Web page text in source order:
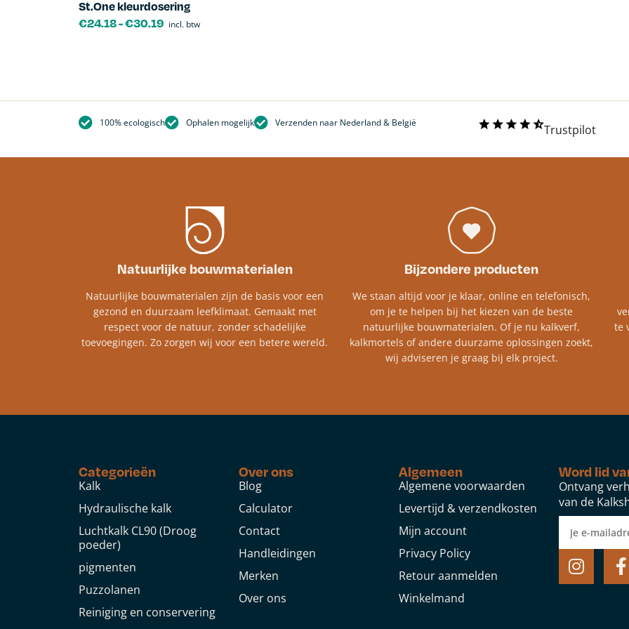
St.One kleurdosering
€24.18-€30.19 incl. btw
100% ecologisch Ophalen mogelijk Verzenden naar Nederland & België Trustpilot
Natuurlijke bouwmaterialen
Natuurlijke bouwmaterialen zijn de basis voor een
gezond en duurzaam leefklimaat. Gemaakt met
respect voor de natuur, zonder schadelijke
toevoegingen. Zo zorgen wij voor een betere wereld.
Bijzondere producten
We staan altijd voor je klaar, online en telefonisch,
om je te helpen bij het kiezen van de beste
natuurlijke bouwmaterialen. Of je nu kalkverf,
kalkmortels of andere duurzame oplossingen zoekt,
wij adviseren je graag bij elk project.​
te
Categorieën
Kalk
Hydraulische kalk
Luchtkalk CL90 (Droog
poeder)
pigmenten
Puzzolanen
Reiniging en conservering
Over ons
Blog
Calculator
Contact
Handleidingen
Merken
Over ons
Algemeen
Algemene voorwaarden
Levertijd & verzendkosten
Mijn account
Privacy Policy
Retour aanmelden
Winkelmand
Word lid
Ontvang
van de